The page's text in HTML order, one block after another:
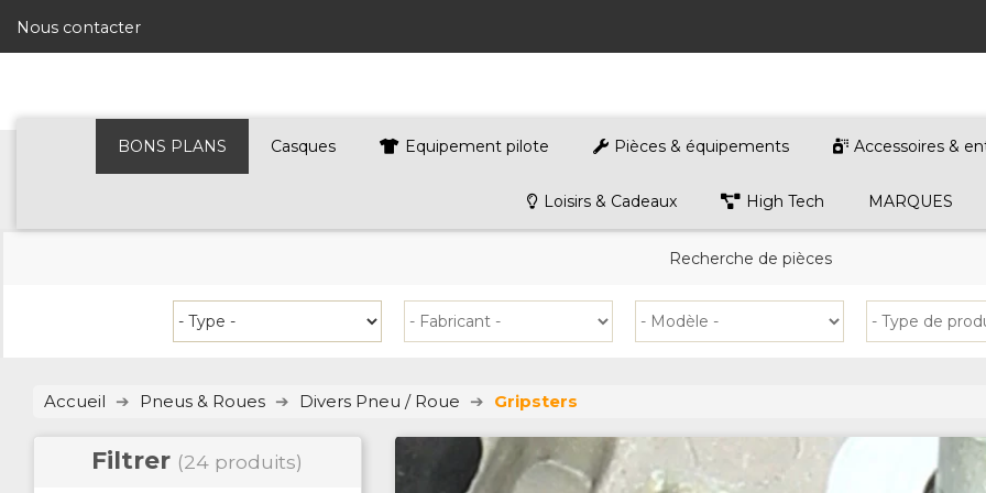
Nous contacter
BONS PLANS Casques Equipement pilote Pièces & équipements Accessoires &
Loisirs & Cadeaux High Tech MARQUES
Recherche de pièces
Accueil Pneus & Roues Divers Pneu / Roue Gripsters
Filtrer (24 produits)